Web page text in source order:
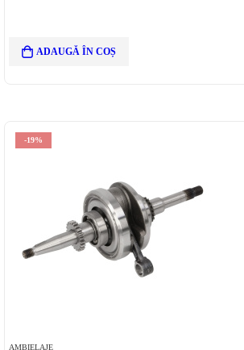
ADAUGĂ ÎN COȘ
-19%
AMBIELAJE